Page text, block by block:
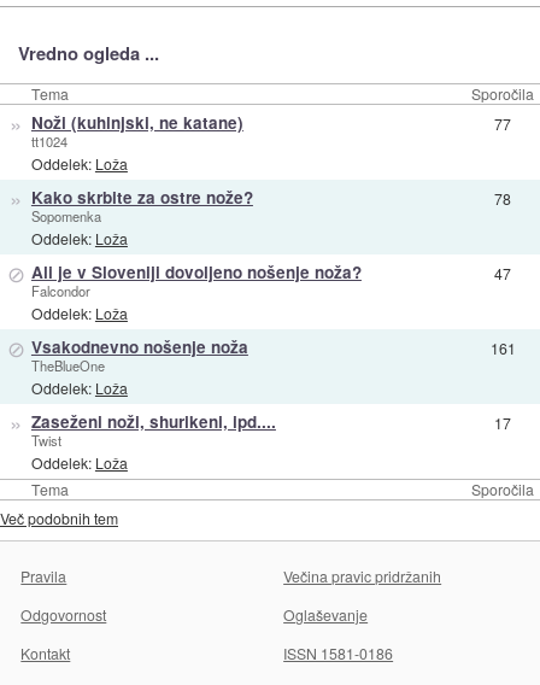
Vredno ogleda ...
Tema Sporočila
Tema Sporočila
» Noži (kuhinjski, ne katane)
tt1024
Oddelek: Loža
77
» Kako skrbite za ostre nože?
Sopomenka
Oddelek: Loža
78
⊘ Ali je v Sloveniji dovoljeno nošenje noža?
Falcondor
Oddelek: Loža
47
⊘ Vsakodnevno nošenje noža
TheBlueOne
Oddelek: Loža
161
» Zaseženi noži, shurikeni, ipd....
Twist
Oddelek: Loža
17
Več podobnih tem
Pravila
Večina pravic pridržanih
Odgovornost
Oglaševanje
Kontakt
ISSN 1581-0186